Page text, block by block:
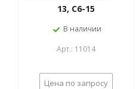
13, С6-15
В наличии
Арт.: 11014
Цена по запросу